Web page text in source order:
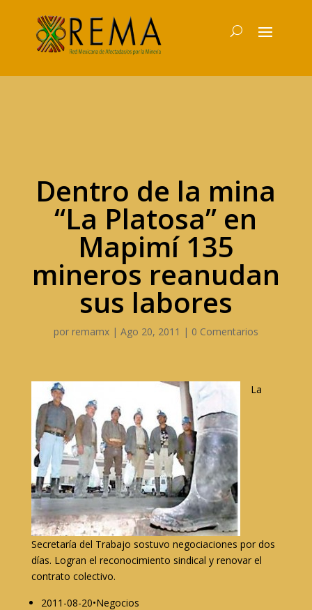
Dentro de la mina
“La Platosa” en
Mapimí 135
mineros reanudan
sus labores
por remamx| Ago 20, 2011 | 0 Comentarios
La
Secretaría del Trabajo sostuvo negociaciones por dos
días. Logran el reconocimiento sindical y renovar el
contrato colectivo.
2011-08-20•Negocios